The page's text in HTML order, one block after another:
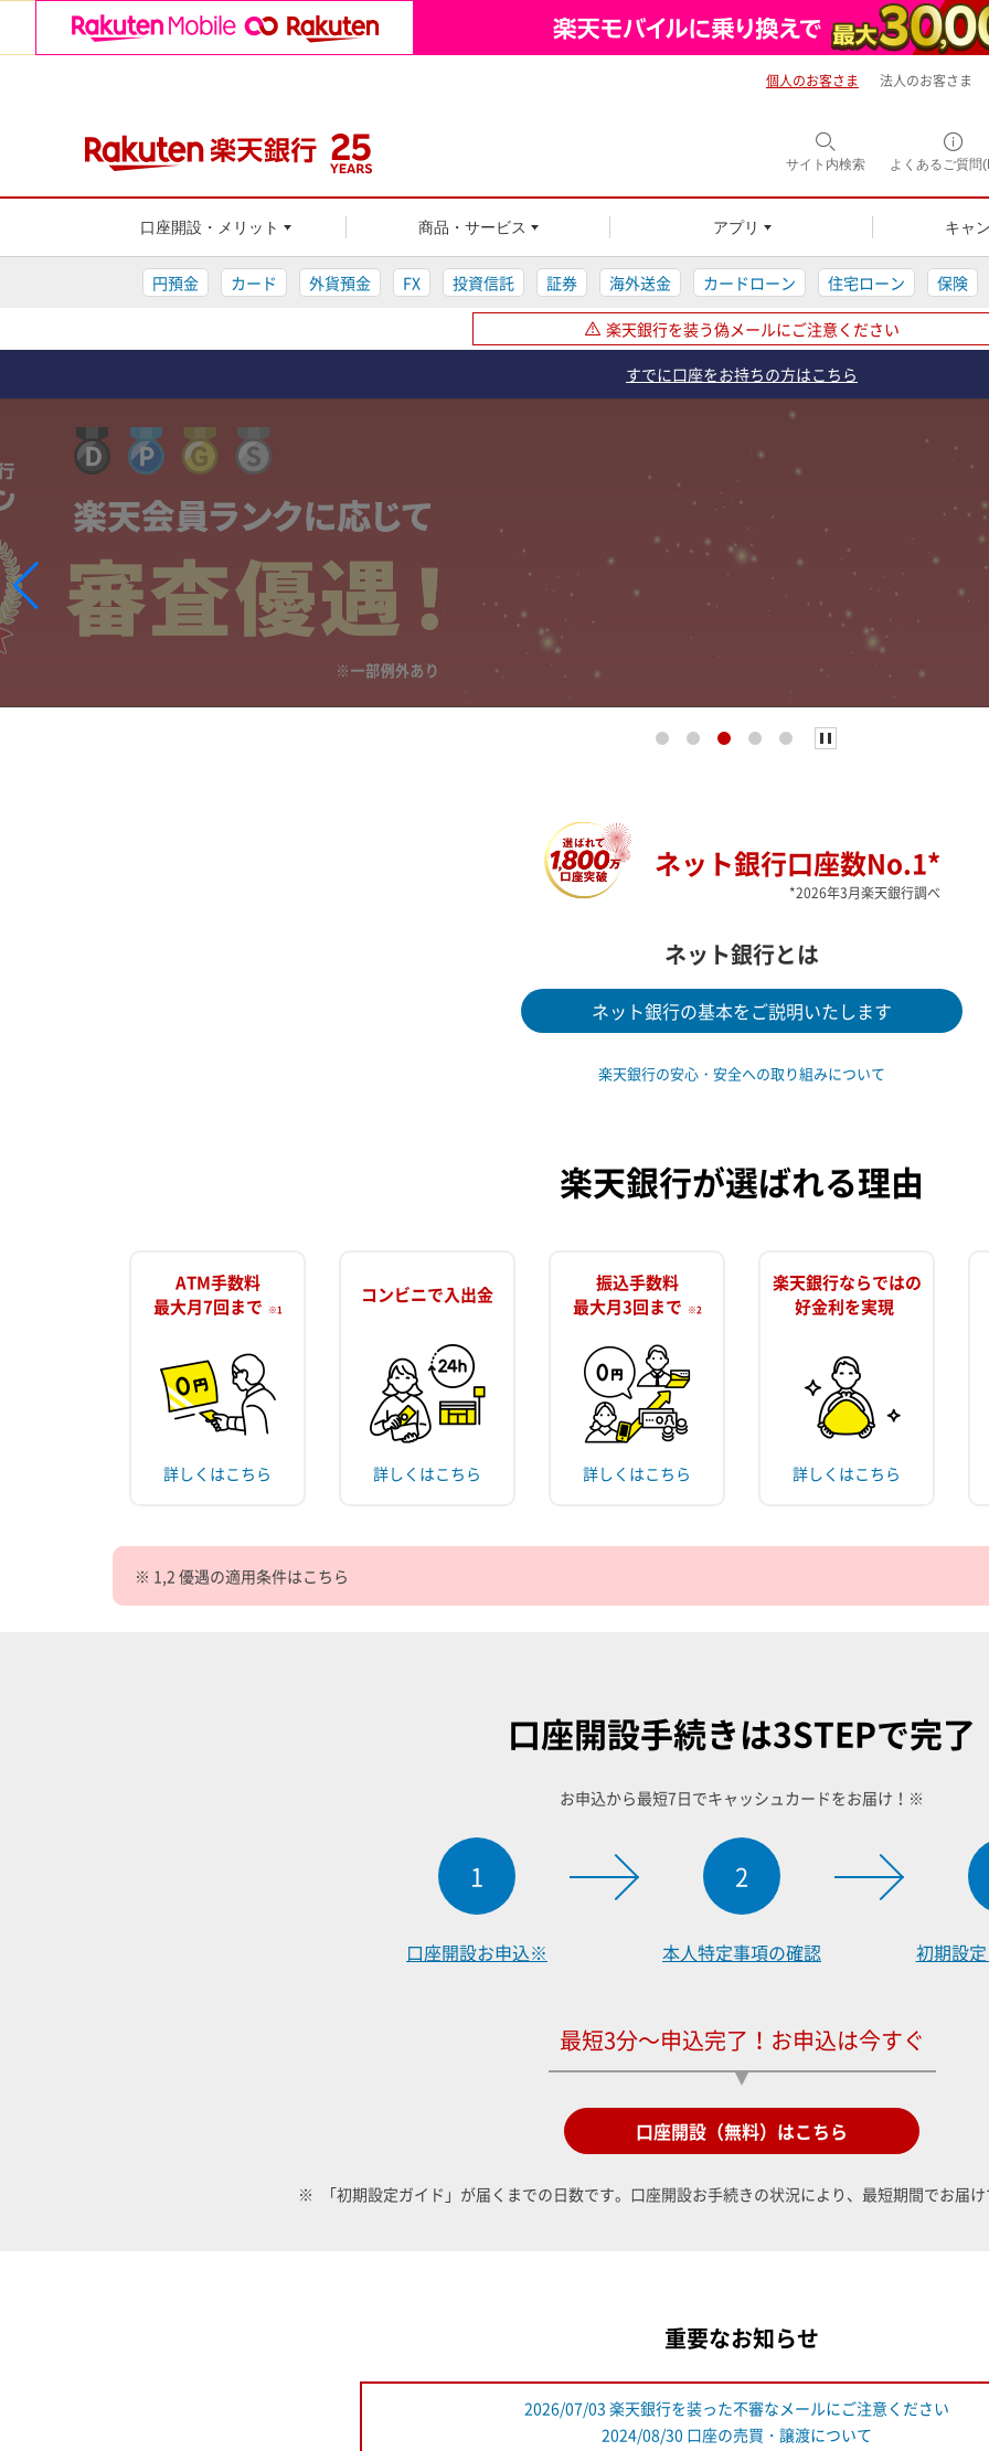
楽天銀行
個人のお客さま 法人のお客さま
サイト内検索 よくあるご質問
口座開設・メリット 商品・サービス アプリ キャ
円預金 カード 外貨預金 FX 投資信託 証券 海外送金 カードローン 住宅ローン 保険
楽天銀行を装う偽メールにご注意ください
すでに口座をお持ちの方はこちら
ネット銀行口座数No.1*
*2026年3月楽天銀行調べ
ネット銀行とは
ネット銀行の基本をご説明いたします
楽天銀行の安心・安全への取り組みについて
楽天銀行が選ばれる理由
ATM手数料
最大月7回まで ※1
詳しくはこちら
コンビニで入出金
詳しくはこちら
振込手数料
最大月3回まで ※2
詳しくはこちら
楽天銀行ならではの
好金利を実現
詳しくはこちら
※ 1,2 優遇の適用条件はこちら
口座開設手続きは3STEPで完了
お申込から最短7日でキャッシュカードをお届け！※
1
口座開設お申込※
2
本人特定事項の確認 初期設
最短3分～申込完了！お申込は今すぐ
口座開設（無料）はこちら
「初期設定ガイド」が届くまでの日数です。口座開設お手続きの状況により、最短期間でお届
重要なお知らせ
2026/07/03 楽天銀行を装った不審なメールにご注意ください
2024/08/30 口座の売買・譲渡について